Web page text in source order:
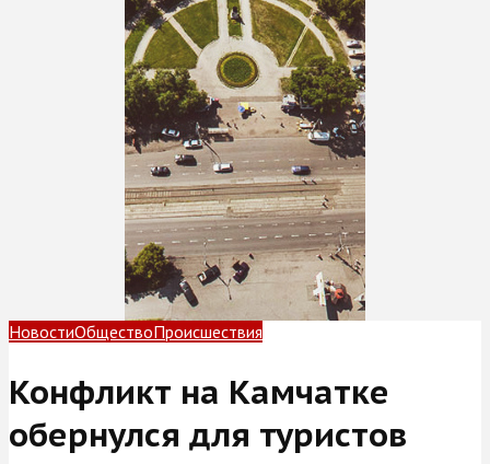
НовостиОбществоПроисшествия
Конфликт на Камчатке
обернулся для туристов